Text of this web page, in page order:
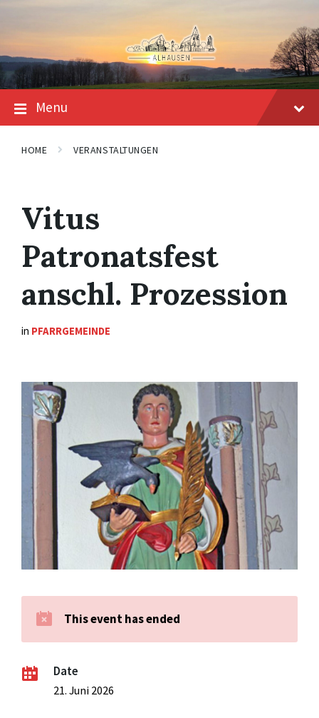
content
main
footer
Menu
HOME VERANSTALTUNGEN
Vitus
Patronatsfest
anschl. Prozession
in PFARRGEMEINDE
This event has ended
Date
21. Juni 2026